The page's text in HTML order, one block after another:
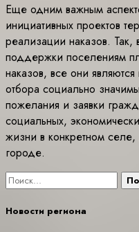
Еще одним важным
инициативных проектов
реализации наказов. Так,
поддержки поселениям
наказов, все они
отбора социально
пожелания и заявки
социальных,
жизни в конкретном
городе.
Найти:
Новости региона